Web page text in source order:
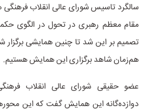
سالگرد تاسیس شورای عالی انقلاب فرهنگی
مقام معظم رهبری در تحول در الگوی
تصمیم بر این شد تا چنین همایشی برگزار
هم‌زمان شاهد برگزاری این همایش هستیم.
عضو حقیقی شورای عالی انقلاب
دوازده‌گانه این همایش گفت که این